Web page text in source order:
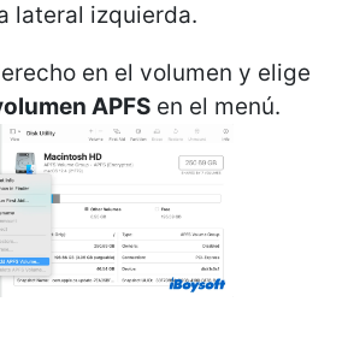
lateral izquierda.
en el volumen y elige
APFS en el menú.